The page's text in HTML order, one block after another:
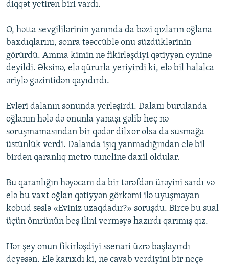
diqqət yetirən biri vardı.
O, hətta sevgililərinin yanında da bəzi qızların oğlana
baxdıqlarını, sonra təəccüblə onu süzdüklərinin
görürdü. Amma kimin nə fikirləşdiyi qətiyyən eyninə
deyildi. Əksinə, elə qürurla yeriyirdi ki, elə bil halalca
əriylə gəzintidən qayıdırdı.
Evləri dalanın sonunda yerləşirdi. Dalanı burulanda
oğlanın hələ də onunla yanaşı gəlib heç nə
soruşmamasından bir qədər dilxor olsa da susmağa
üstünlük verdi. Dalanda işıq yanmadığından elə bil
birdən qaranlıq metro tunelinə daxil oldular.
Bu qaranlığın həyəcanı da bir tərəfdən ürəyini sardı və
elə bu vaxt oğlan qətiyyən görkəmi ilə uyuşmayan
kobud səslə «Eviniz uzaqdadır?» soruşdu. Bircə bu sual
üçün ömrünün beş ilini verməyə hazırdı qarımış qız.
Hər şey onun fikirləşdiyi ssenari üzrə başlayırdı
deyəsən. Elə karıxdı ki, nə cavab verdiyini bir neçə